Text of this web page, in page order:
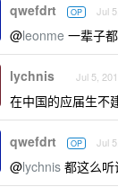
qwefdrt OP Jul
@leonme 一辈子
lychnis Jul 5,
在中国的应届生不
qwefdrt OP Jul
@lychnis 都这么